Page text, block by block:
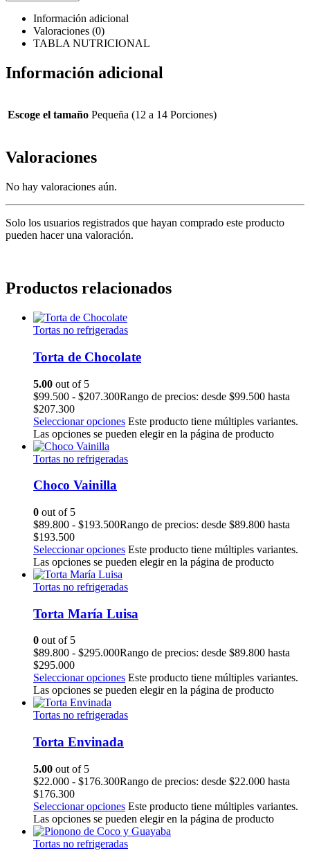
Información adicional
Valoraciones (0)
TABLA NUTRICIONAL
Información adicional
Escoge el tamaño Pequeña (12 a 14 Porciones)
Valoraciones
No hay valoraciones aún.
Solo los usuarios registrados que hayan comprado este producto
pueden hacer una valoración.
Productos relacionados
Tortas no refrigeradas
Torta de Chocolate
5.00 out of 5
$99.500 - $207.300Rango de precios: desde $99.500 hasta
$207.300
Seleccionar opciones Este producto tiene múltiples variantes.
Las opciones se pueden elegir en la página de producto
Tortas no refrigeradas
Choco Vainilla
0 out of 5
$89.800 - $193.500Rango de precios: desde $89.800 hasta
$193.500
Seleccionar opciones Este producto tiene múltiples variantes.
Las opciones se pueden elegir en la página de producto
Tortas no refrigeradas
Torta María Luisa
0 out of 5
$89.800 - $295.000Rango de precios: desde $89.800 hasta
$295.000
Seleccionar opciones Este producto tiene múltiples variantes.
Las opciones se pueden elegir en la página de producto
Tortas no refrigeradas
Torta Envinada
5.00 out of 5
$22.000 - $176.300Rango de precios: desde $22.000 hasta
$176.300
Seleccionar opciones Este producto tiene múltiples variantes.
Las opciones se pueden elegir en la página de producto
Tortas no refrigeradas